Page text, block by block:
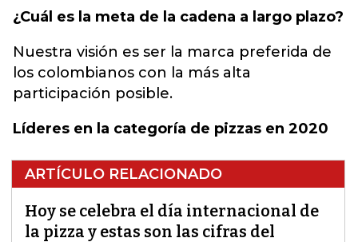
¿Cuál es la meta de la cadena a largo plazo?
Nuestra visión es ser la marca preferida de
los colombianos con la más alta
participación posible.
Líderes en la categoría de pizzas en 2020
ARTÍCULO RELACIONADO
Hoy se celebra el día internacional de
la pizza y estas son las cifras del